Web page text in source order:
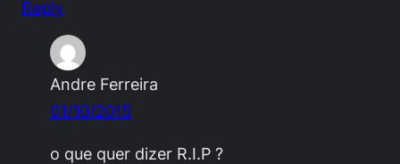
Reply
Andre Ferreira
01/10/2015
o que quer dizer R.I.P ?